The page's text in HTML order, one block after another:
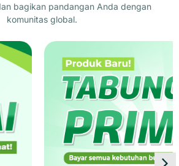
bagikan pandangan Anda dengan
komunitas global.